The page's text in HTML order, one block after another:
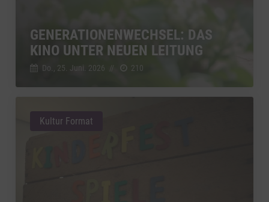
GENERATIONENWECHSEL: DAS
KINO UNTER NEUEN LEITUNG
Do., 25. Juni. 2026 // 210
Kultur Format